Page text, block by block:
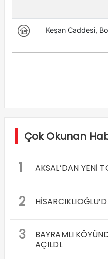
Çok Okunan
1 AKSAL’DAN YENİ
2
3
BAYRAMLI
AÇILDI.